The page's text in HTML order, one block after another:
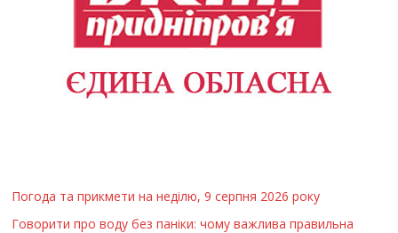
Погода та прикмети на неділю, 9 серпня 2026 року
Говорити про воду без паніки: чому важлива правильна